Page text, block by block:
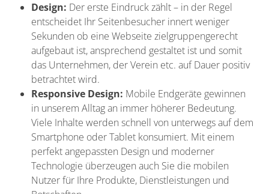
Design: Der erste Eindruck zählt – in der Regel
entscheidet Ihr Seitenbesucher innert weniger
Sekunden ob eine Webseite zielgruppengerecht
aufgebaut ist, ansprechend gestaltet ist und somit
das Unternehmen, der Verein etc. auf Dauer positiv
betrachtet wird.
Responsive Design: Mobile Endgeräte gewinnen
in unserem Alltag an immer höherer Bedeutung.
Viele Inhalte werden schnell von unterwegs auf dem
Smartphone oder Tablet konsumiert. Mit einem
perfekt angepassten Design und moderner
Technologie überzeugen auch Sie die mobilen
Nutzer für Ihre Produkte, Dienstleistungen und